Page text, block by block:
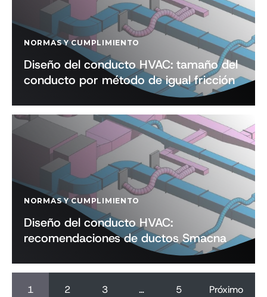
NORMAS Y CUMPLIMIENTO
Diseño del conducto HVAC: tamaño del
conducto por método de igual fricción
NORMAS Y CUMPLIMIENTO
Diseño del conducto HVAC:
recomendaciones de ductos Smacna
1 2 3 … 5 Próximo